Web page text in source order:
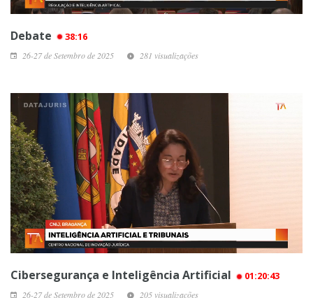
Debate 38:16
26-27 de Setembro de 2025 281 visualizações
Cibersegurança e Inteligência Artificial 01:20:43
26-27 de Setembro de 2025 205 visualizações